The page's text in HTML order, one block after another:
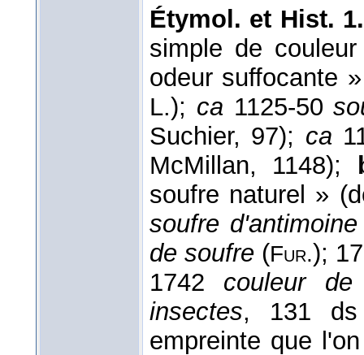
Étymol. et Hist.
simple de
odeur suffocante
L.); ca1125-50
Suchier, 97); ca
McMillan, 1148);
soufre naturel »
soufre d'antimoine
de soufre (Fur.);
1742 couleur de
insectes, 131
empreinte que